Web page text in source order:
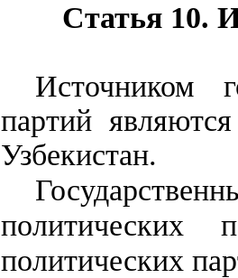
Статья 10.
Источником
партий
Узбекистан.
политических
политических